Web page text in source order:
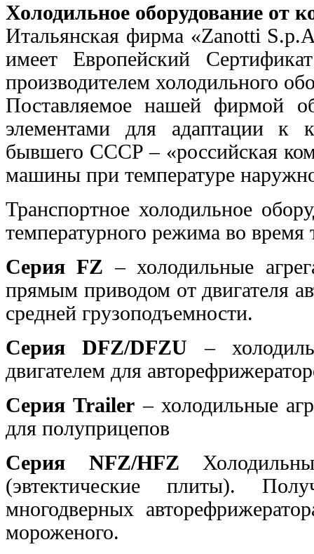
Холодильное оборудование от
Итальянская фирма «Zanotti
имеет Европейский
производителем холодильного
Поставляемое нашей фирмой
элементами для адаптации к
бывшего СССР – «российская
машины при температуре
Транспортное холодильное
температурного режима во
Серия FZ – холодильные
прямым приводом от двигателя
средней грузоподъемности.
Серия DFZ/DFZU –
двигателем для
Серия Trailer – холодильные
для полуприцепов
Серия NFZ/HFZ
(эвтектические плиты).
многодверных
мороженого.